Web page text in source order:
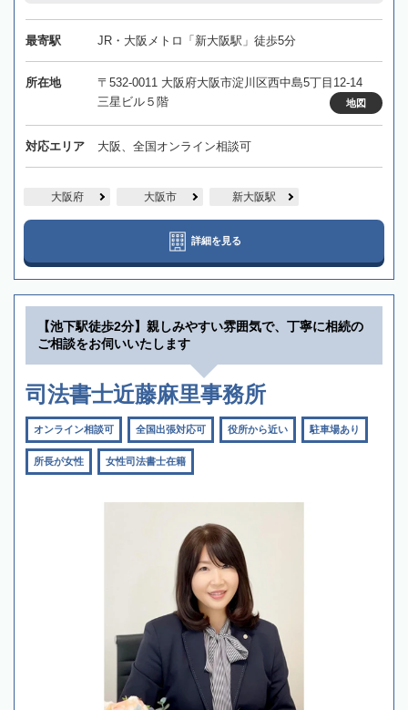
最寄駅 JR・大阪メトロ「新大阪駅」徒歩5分
所在地
〒532-0011 大阪府大阪市淀川区西中島5丁目12-14
三星ビル５階
地図
対応エリア 大阪、全国オンライン相談可
大阪府 大阪市 新大阪駅
詳細を見る
【池下駅徒歩2分】親しみやすい雰囲気で、丁寧に相続の
ご相談をお伺いいたします
司法書士近藤麻里事務所
オンライン相談可 全国出張対応可 役所から近い 駐車場あり
所長が女性 女性司法書士在籍